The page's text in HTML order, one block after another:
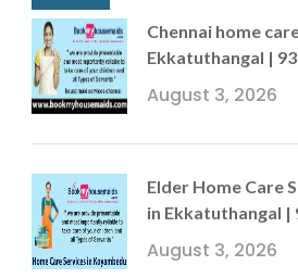
Chennai home
Ekkatuthangal |
August 3, 2026
Elder Home Care
in Ekkatuthangal |
August 3, 2026